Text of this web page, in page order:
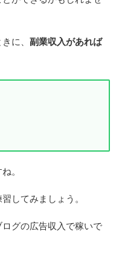
に、 副業収入があれば
。
してみましょう。
グの広告収入で稼いで